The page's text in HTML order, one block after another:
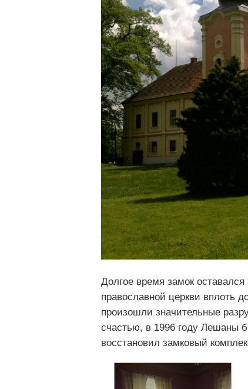
Долгое время замок
православной церкви вплоть
произошли значительные
счастью, в 1996 году Лешаны
восстановил замковый